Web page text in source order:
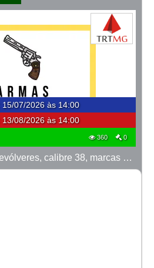
15/07/2026 às 14:00
13/08/2026 às 14:00
360 0
LOTE 08 - 30 (trinta) revólveres, calibre 38, marcas Taurus e Rossi